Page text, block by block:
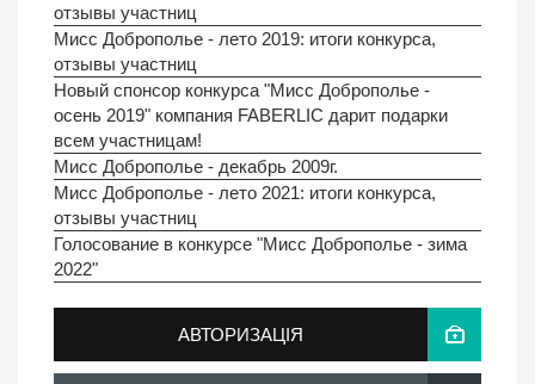
отзывы участниц
Мисс Доброполье - лето 2019: итоги конкурса,
отзывы участниц
Новый спонсор конкурса "Мисс Доброполье -
осень 2019" компания FABERLIC дарит подарки
всем участницам!
Мисс Доброполье - декабрь 2009г.
Мисс Доброполье - лето 2021: итоги конкурса,
отзывы участниц
Голосование в конкурсе "Мисс Доброполье - зима
2022"
АВТОРИЗАЦІЯ